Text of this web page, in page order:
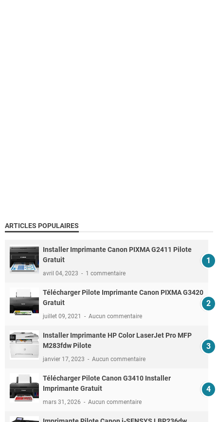
ARTICLES POPULAIRES
Installer Imprimante Canon PIXMA G2411 Pilote
Gratuit
avril 04, 2023 1 commentaire
Télécharger Pilote Imprimante Canon PIXMA G3420
Gratuit
juillet 09, 2021 Aucun commentaire
Installer Imprimante HP Color LaserJet Pro MFP
M283fdw Pilote
janvier 17, 2023 Aucun commentaire
Télécharger Pilote Canon G3410 Installer
Imprimante Gratuit
mars 31, 2026 Aucun commentaire